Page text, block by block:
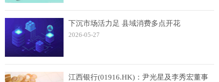
下沉市场活力足 县域消费多点开花
2026-05-27
江西银行(01916.HK)：尹光星及李秀宏董事